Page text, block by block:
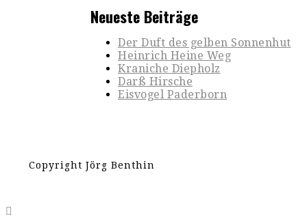
Neueste Beiträge
Der Duft des gelben Sonnenhut
Heinrich Heine Weg
Kraniche Diepholz
Darß Hirsche
Eisvogel Paderborn
Copyright Jörg Benthin